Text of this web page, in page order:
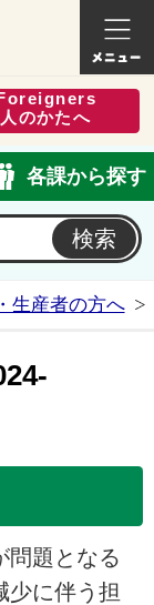
ームページ
くらし
のかたへ
各課から探す
生産者の方へ
題となる
少に伴う担